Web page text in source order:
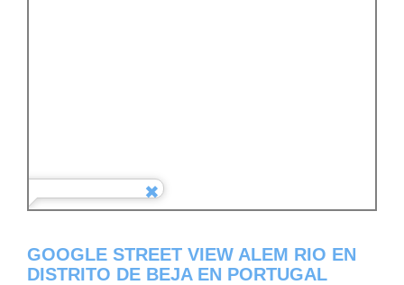
GOOGLE STREET VIEW ALEM RIO EN
DISTRITO DE BEJA EN PORTUGAL